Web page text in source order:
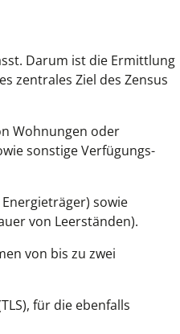
Darum ist die Ermittlung
zentrales Ziel des Zensus
Wohnungen oder
sonstige Verfügungs-
sowie
von Leerständen).
von bis zu zwei
für die ebenfalls